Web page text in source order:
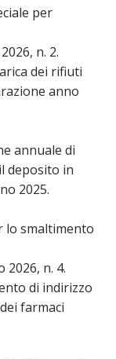
per
n. 2.
dei rifiuti
anno
annuale di
deposito in
2025.
lo smaltimento
n. 4.
di indirizzo
farmaci